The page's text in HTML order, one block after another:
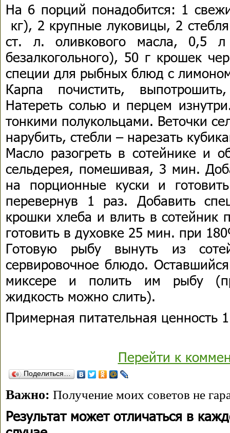
На 6 порций понадобится: 1
кг), 2 крупные луковицы, 2
ст. л. оливкового масла, 0,5
безалкогольного), 50 г крошек
специи для рыбных блюд с
Карпа почистить,
Натереть солью и перцем
тонкими полукольцами. Веточки
нарубить, стебли – нарезать
Масло разогреть в сотейнике и
сельдерея, помешивая, 3 мин.
на порционные куски и
перевернув 1 раз. Добавить
крошки хлеба и влить в
готовить в духовке 25 мин. при
Готовую рыбу вынуть из
сервировочное блюдо.
миксере и полить им рыбу
жидкость можно слить).
Примерная питательная ценность
Перейти к
Поделиться…
Важно: Получение моих советов не
Результат может отличаться в